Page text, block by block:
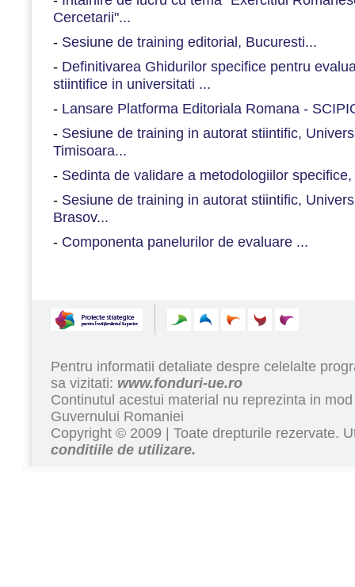
Cercetarii"...
- Sesiune de training editorial, Bucuresti...
- Definitivarea Ghidurilor specifice pentru
stiintifice in universitati ...
- Lansare Platforma Editoriala Romana -
- Sesiune de training in autorat stiintific,
Timisoara...
- Sedinta de validare a metodologiilor
- Sesiune de training in autorat stiintific,
Brasov...
- Componenta panelurilor de evaluare ...
Pentru informatii detaliate despre celelalte
sa vizitati: www.fonduri-ue.ro
Continutul acestui material nu reprezinta in
Guvernului Romaniei
Copyright © 2009 | Toate drepturile rezervate.
conditiile de utilizare.